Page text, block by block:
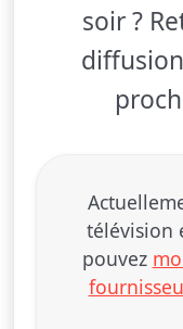
soir ?
télévision
pouvez